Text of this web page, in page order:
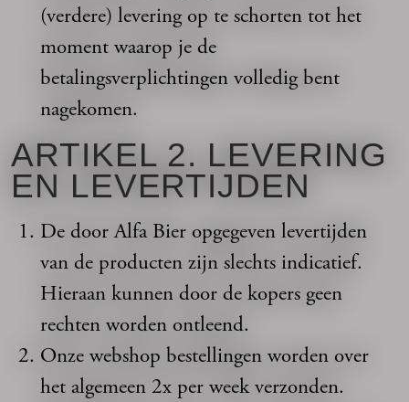
(verdere) levering op te schorten tot het
moment waarop je de
betalingsverplichtingen volledig bent
nagekomen.
ARTIKEL 2. LEVERING
EN LEVERTIJDEN
De door Alfa Bier opgegeven levertijden
van de producten zijn slechts indicatief.
Hieraan kunnen door de kopers geen
rechten worden ontleend.
Onze webshop bestellingen worden over
het algemeen 2x per week verzonden.